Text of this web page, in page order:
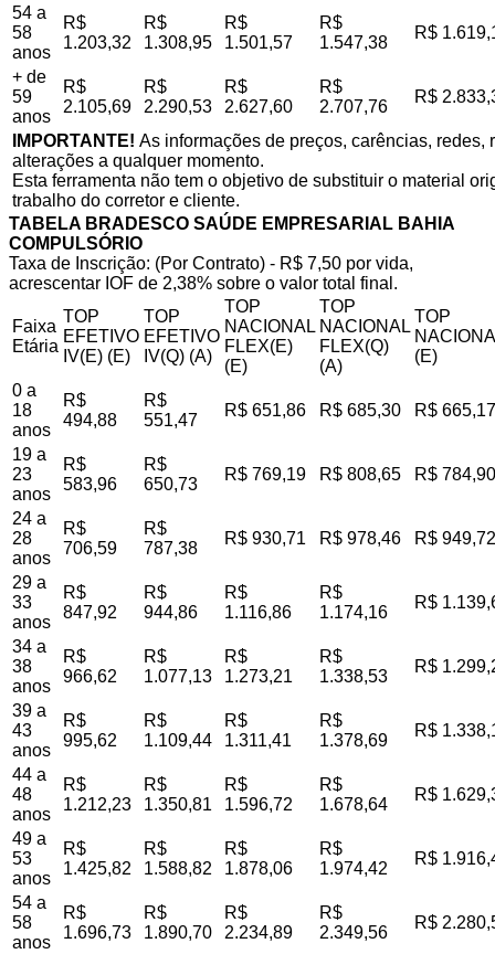
54 a
58
anos
R$
1.203,32
R$
1.308,95
R$
1.501,57
R$
1.547,38
R$
+ de
59
anos
R$
2.105,69
R$
2.290,53
R$
2.627,60
R$
2.707,76
R$
IMPORTANTE! As informações de preços, carências,
alterações a qualquer momento.
Esta ferramenta não tem o objetivo de substituir o material
trabalho do corretor e cliente.
TABELA BRADESCO SAÚDE EMPRESARIAL BAHIA
COMPULSÓRIO
Taxa de Inscrição: (Por Contrato) - R$ 7,50 por vida,
acrescentar IOF de 2,38% sobre o valor total final.
Faixa
Etária
TOP
EFETIVO
IV(E) (E)
TOP
EFETIVO
IV(Q) (A)
TOP
NACIONAL
FLEX(E)
(E)
TOP
NACIONAL
FLEX(Q)
(A)
TOP
(E)
0 a
18
anos
R$
494,88
R$
551,47
R$ 651,86 R$ 685,30 R$ 665,17
19 a
23
anos
R$
583,96
R$
650,73
R$ 769,19 R$ 808,65 R$ 784,90
24 a
28
anos
R$
706,59
R$
787,38
R$ 930,71 R$ 978,46 R$ 949,72
29 a
33
anos
R$
847,92
R$
944,86
R$
1.116,86
R$
1.174,16
R$
34 a
38
anos
R$
966,62
R$
1.077,13
R$
1.273,21
R$
1.338,53
R$
39 a
43
anos
R$
995,62
R$
1.109,44
R$
1.311,41
R$
1.378,69
R$
44 a
48
anos
R$
1.212,23
R$
1.350,81
R$
1.596,72
R$
1.678,64
R$
49 a
53
anos
R$
1.425,82
R$
1.588,82
R$
1.878,06
R$
1.974,42
R$
54 a
58
anos
R$
1.696,73
R$
1.890,70
R$
2.234,89
R$
2.349,56
R$